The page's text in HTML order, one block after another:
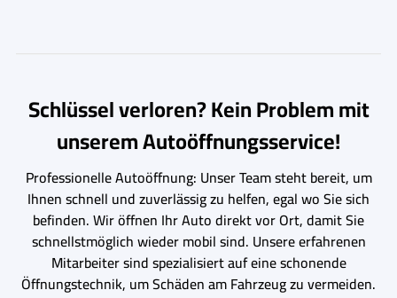
Schlüssel verloren? Kein Problem mit
unserem Autoöffnungsservice!
Professionelle Autoöffnung: Unser Team steht bereit, um
Ihnen schnell und zuverlässig zu helfen, egal wo Sie sich
befinden. Wir öffnen Ihr Auto direkt vor Ort, damit Sie
schnellstmöglich wieder mobil sind. Unsere erfahrenen
Mitarbeiter sind spezialisiert auf eine schonende
Öffnungstechnik, um Schäden am Fahrzeug zu vermeiden.